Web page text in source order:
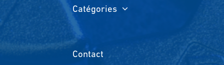
Catégories
Contact